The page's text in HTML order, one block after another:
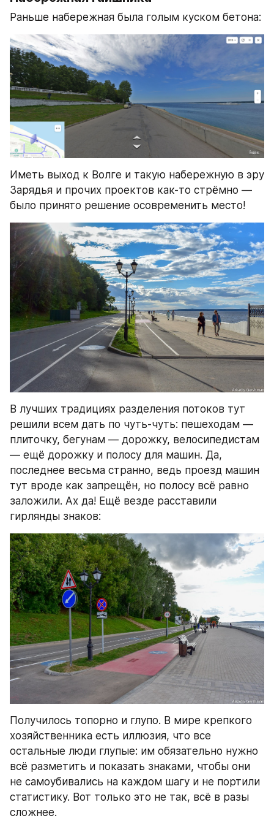
Раньше набережная была голым куском бетона:
Иметь выход к Волге и такую набережную в эру
Зарядья и прочих проектов как-то стрёмно —
было принято решение осовременить место!
В лучших традициях разделения потоков тут
решили всем дать по чуть-чуть: пешеходам —
плиточку, бегунам — дорожку, велосипедистам
— ещё дорожку и полосу для машин. Да,
последнее весьма странно, ведь проезд машин
тут вроде как запрещён, но полосу всё равно
заложили. Ах да! Ещё везде расставили
гирлянды знаков:
Получилось топорно и глупо. В мире крепкого
хозяйственника есть иллюзия, что все
остальные люди глупые: им обязательно нужно
всё разметить и показать знаками, чтобы они
не самоубивались на каждом шагу и не портили
статистику. Вот только это не так, всё в разы
сложнее.